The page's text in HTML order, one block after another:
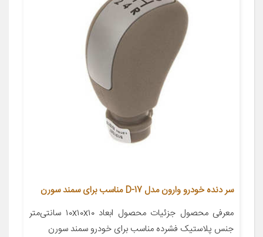
سر دنده خودرو وارون مدل D-17 مناسب برای سمند سورن
معرفی محصول جزئیات محصول ابعاد ۱۰x۱۰x۱۰ سانتی‌متر
جنس پلاستیک فشرده مناسب برای خودرو سمند سورن